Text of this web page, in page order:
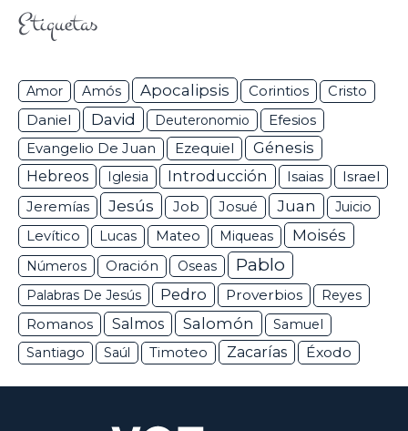
Etiquetas
Amor Amós Apocalipsis Corintios Cristo
Daniel David Deuteronomio Efesios
Evangelio De Juan Ezequiel
Génesis
Hebreos
Iglesia Introducción Isaias Israel
Jeremías Jesús Job Josué Juan
Juicio
Levítico
Lucas Mateo Miqueas Moisés
Números Oración Oseas Pablo
Palabras De Jesús Pedro Proverbios Reyes
Romanos Salmos Salomón
Samuel
Santiago
Saúl Timoteo Zacarías Éxodo